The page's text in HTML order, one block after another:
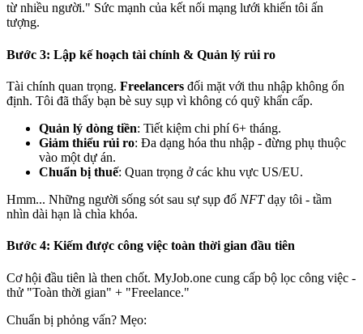
từ nhiều người." Sức mạnh của kết nối mạng lưới khiến tôi ấn
tượng.
Bước 3: Lập kế hoạch tài chính & Quản lý rủi ro
Tài chính quan trọng. Freelancers đối mặt với thu nhập không ổn
định. Tôi đã thấy bạn bè suy sụp vì không có quỹ khẩn cấp.
Quản lý dòng tiền: Tiết kiệm chi phí 6+ tháng.
Giảm thiểu rủi ro: Đa dạng hóa thu nhập - đừng phụ thuộc
vào một dự án.
Chuẩn bị thuế: Quan trọng ở các khu vực US/EU.
Hmm... Những người sống sót sau sự sụp đổ NFTdạy tôi - tầm
nhìn dài hạn là chìa khóa.
Bước 4: Kiếm được công việc toàn thời gian đầu tiên
Cơ hội đầu tiên là then chốt. MyJob.one cung cấp bộ lọc công việc -
thử "Toàn thời gian" + "Freelance."
Chuẩn bị phỏng vấn? Mẹo: